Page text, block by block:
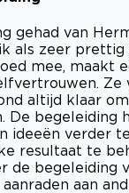
gehad van
als zeer prettig
mee, maakt
Ze
altijd klaar
De begeleiding
ideeën verder
resultaat te
de begeleiding
aan